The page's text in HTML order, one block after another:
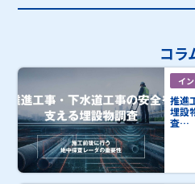
コラ
イ
推進
埋設
査…